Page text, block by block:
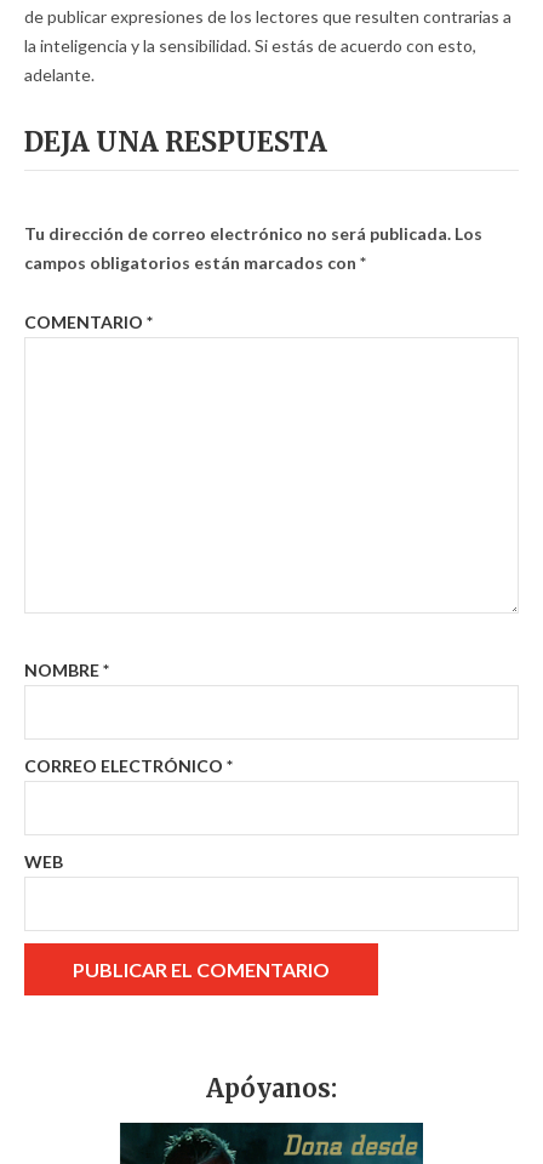
de publicar expresiones de los lectores que resulten contrarias a
la inteligencia y la sensibilidad. Si estás de acuerdo con esto,
adelante.
DEJA UNA RESPUESTA
Tu dirección de correo electrónico no será publicada. Los
campos obligatorios están marcados con *
COMENTARIO *
NOMBRE*
CORREO ELECTRÓNICO *
WEB
Apóyanos: